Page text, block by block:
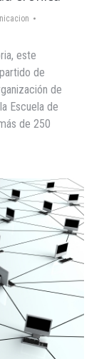
este
de
de
Escuela de
de 250